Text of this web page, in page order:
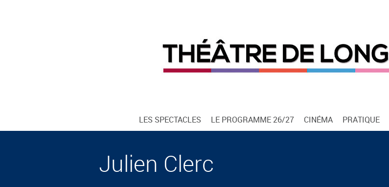
LES SPECTACLES LE PROGRAMME 26/27 CINÉMA PRATIQUE
Julien Clerc